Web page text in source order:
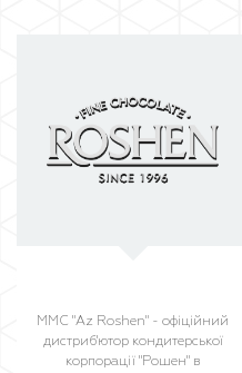
MMC "Az Roshen" - офіційний
дистриб'ютор кондитерської
корпорації "Рошен" в